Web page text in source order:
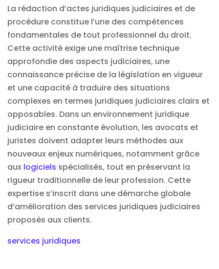
La rédaction d’actes juridiques judiciaires et de
procédure constitue l’une des compétences
fondamentales de tout professionnel du droit.
Cette activité exige une maîtrise technique
approfondie des aspects judiciaires, une
connaissance précise de la législation en vigueur
et une capacité à traduire des situations
complexes en termes juridiques judiciaires clairs et
opposables. Dans un environnement juridique
judiciaire en constante évolution, les avocats et
juristes doivent adapter leurs méthodes aux
nouveaux enjeux numériques, notamment grâce
aux logiciels spécialisés, tout en préservant la
rigueur traditionnelle de leur profession. Cette
expertise s’inscrit dans une démarche globale
d’amélioration des services juridiques judiciaires
proposés aux clients.
services juridiques